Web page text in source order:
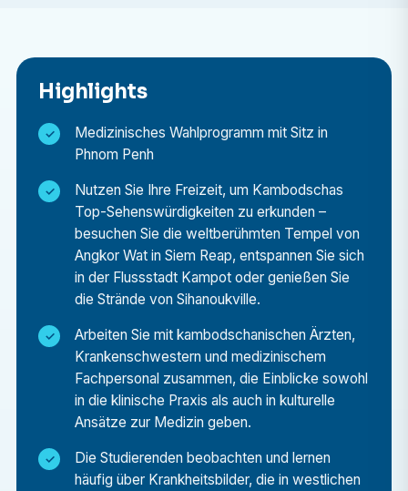
Medizinische Vorkenntnisse und/oder
Berufserfahrung sind Voraussetzung für die
Teilnahme.
Was werde ich im medizinischen Wahlfach machen?
Rotation zwischen verschiedenen
Krankenhausstationen und Abteilungen (abhängig
von der Dauer des Praktikums)
Sie erhalten Einblick in eine Vielzahl von
Krankheitsbildern und Behandlungsansätzen.
Begleite kambodschanische Ärzte und
Krankenschwestern und lerne von ihnen.
Die Stärken und Herausforderungen des
kambodschanischen Gesundheitssystems
verstehen.
Unterstützung des täglichen Betriebs stark
frequentierter öffentlicher
Gesundheitseinrichtungen.
Highlights
Medizinisches Wahlprogramm mit Sitz in
Phnom Penh
Nutzen Sie Ihre Freizeit, um Kambodschas
Top-Sehenswürdigkeiten zu erkunden –
besuchen Sie die weltberühmten Tempel von
Angkor Wat in Siem Reap, entspannen Sie sich
in der Flussstadt Kampot oder genießen Sie
die Strände von Sihanoukville.
Arbeiten Sie mit kambodschanischen Ärzten,
Krankenschwestern und medizinischem
Fachpersonal zusammen, die Einblicke sowohl
in die klinische Praxis als auch in kulturelle
Ansätze zur Medizin geben.
Die Studierenden beobachten und lernen
häufig über Krankheitsbilder, die in westlichen